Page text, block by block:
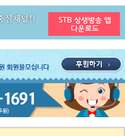
안내
간 추천 프로그램